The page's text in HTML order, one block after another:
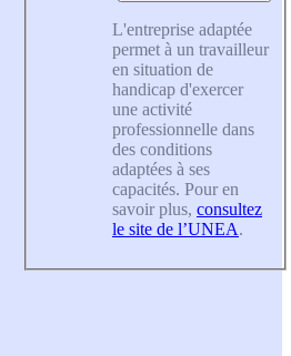
L'entreprise adaptée
permet à un travailleur
en situation de
handicap d'exercer
une activité
professionnelle dans
des conditions
adaptées à ses
capacités. Pour en
savoir plus, consultez
le site de l’UNEA.